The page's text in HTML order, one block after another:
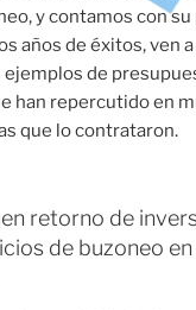
y contamos con
años de éxitos, ven
de
han repercutido en
que lo contrataron.
retorno de
de buzoneo en